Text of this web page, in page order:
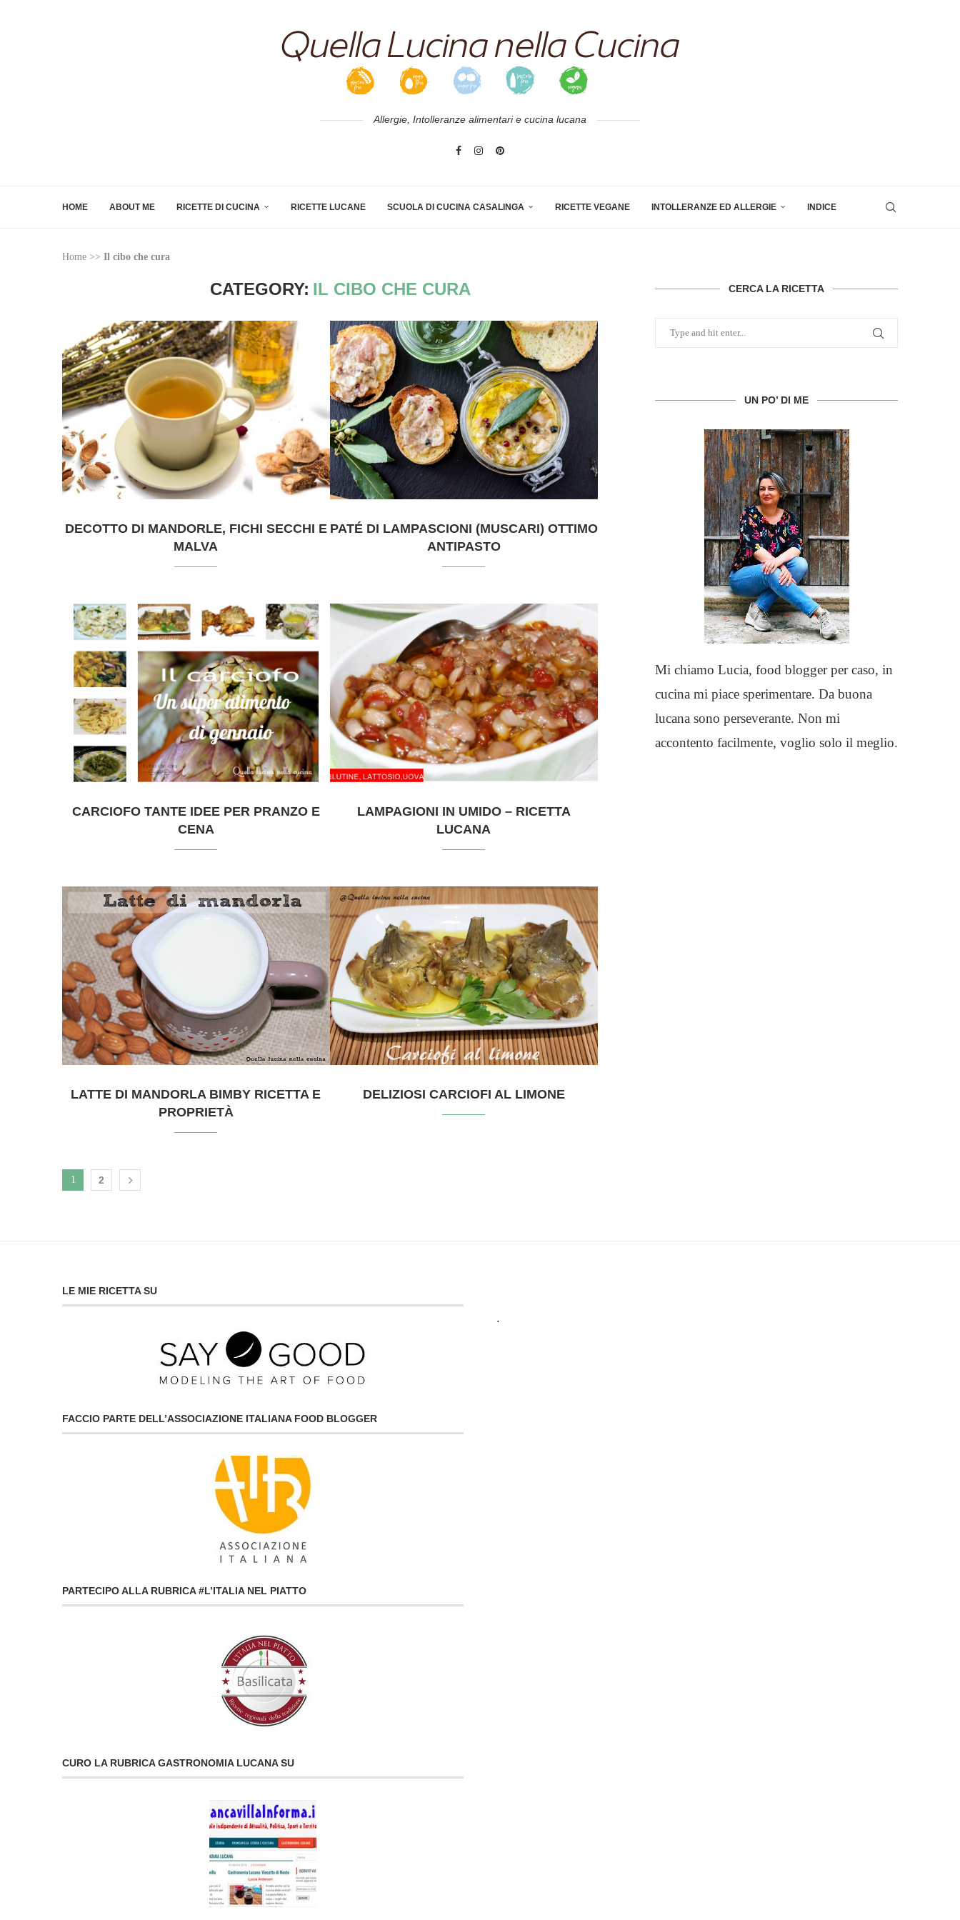
Allergie, Intolleranze alimentari e cucina lucana
HOME ABOUT ME RICETTE DI CUCINA RICETTE LUCANE SCUOLA DI CUCINA CASALINGA RICETTE VEGANE INTOLLERANZE ED ALLERGIE INDICE
Home >> Il cibo che cura
CATEGORY: IL CIBO CHE CURA
DECOTTO DI MANDORLE, FICHI SECCHI E
MALVA
PATÉ DI LAMPASCIONI (MUSCARI) OTTIMO
ANTIPASTO
CARCIOFO TANTE IDEE PER PRANZO E
CENA
LAMPAGIONI IN UMIDO – RICETTA
LUCANA
LATTE DI MANDORLA BIMBY RICETTA E
PROPRIETÀ
DELIZIOSI CARCIOFI AL LIMONE
1 2
CERCA LA RICETTA
UN PO’ DI ME
Mi chiamo Lucia, food blogger per caso, in
cucina mi piace sperimentare. Da buona
lucana sono perseverante. Non mi
accontento facilmente, voglio solo il meglio.
LE MIE RICETTA SU
FACCIO PARTE DELL’ASSOCIAZIONE ITALIANA FOOD BLOGGER
PARTECIPO ALLA RUBRICA #L’ITALIA NEL PIATTO
CURO LA RUBRICA GASTRONOMIA LUCANA SU
.